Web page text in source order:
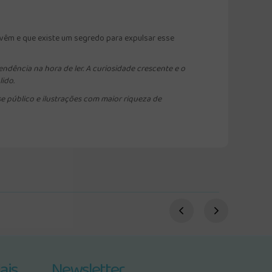
e que existe um segredo para expulsar esse
na hora de ler. A curiosidade crescente e o
público e ilustrações com maior riqueza de